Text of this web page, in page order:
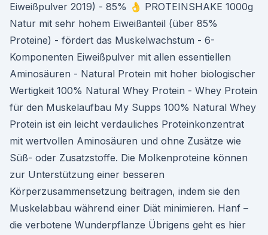
Eiweißpulver 2019) - 85% 👌 PROTEINSHAKE 1000g
Natur mit sehr hohem Eiweißanteil (über 85%
Proteine) - fördert das Muskelwachstum - 6-
Komponenten Eiweißpulver mit allen essentiellen
Aminosäuren - Natural Protein mit hoher biologischer
Wertigkeit 100% Natural Whey Protein - Whey Protein
für den Muskelaufbau My Supps 100% Natural Whey
Protein ist ein leicht verdauliches Proteinkonzentrat
mit wertvollen Aminosäuren und ohne Zusätze wie
Süß- oder Zusatzstoffe. Die Molkenproteine können
zur Unterstützung einer besseren
Körperzusammensetzung beitragen, indem sie den
Muskelabbau während einer Diät minimieren. Hanf –
die verbotene Wunderpflanze Übrigens geht es hier